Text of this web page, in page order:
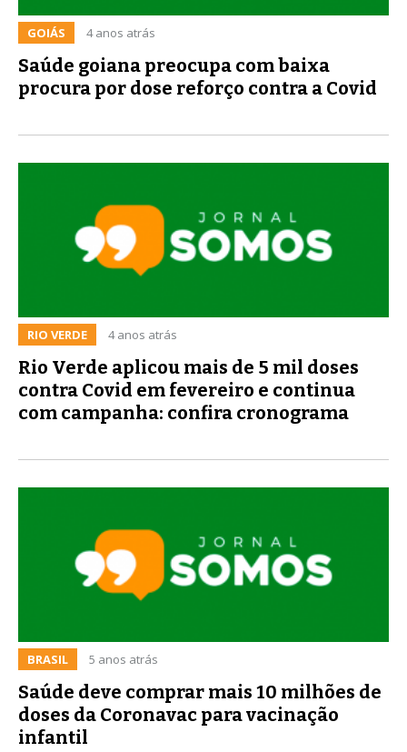
GOIÁS 4 anos atrás
Saúde goiana preocupa com baixa
procura por dose reforço contra a Covid
RIO VERDE 4 anos atrás
Rio Verde aplicou mais de 5 mil doses
contra Covid em fevereiro e continua
com campanha: confira cronograma
BRASIL 5 anos atrás
Saúde deve comprar mais 10 milhões de
doses da Coronavac para vacinação
infantil